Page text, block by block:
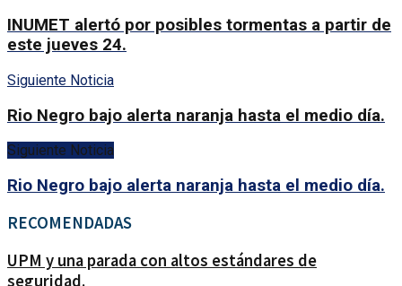
INUMET alertó por posibles tormentas a partir de
este jueves 24.
Siguiente Noticia
Rio Negro bajo alerta naranja hasta el medio día.
Siguiente Noticia
Rio Negro bajo alerta naranja hasta el medio día.
RECOMENDADAS
UPM y una parada con altos estándares de
seguridad.